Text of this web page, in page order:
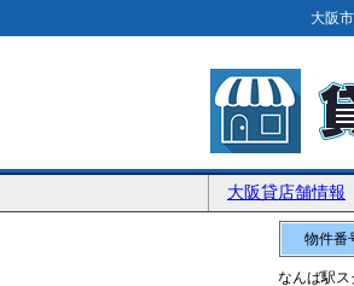
大阪
大阪貸店舗情報
物件番
なんば駅